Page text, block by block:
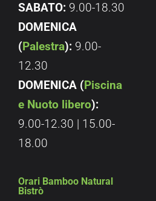
SABATO: 9.00-18.30
DOMENICA
(Palestra): 9.00-
12.30
DOMENICA (Piscina
e Nuoto libero):
9.00-12.30 | 15.00-
18.00
Orari Bamboo Natural
Bistrò